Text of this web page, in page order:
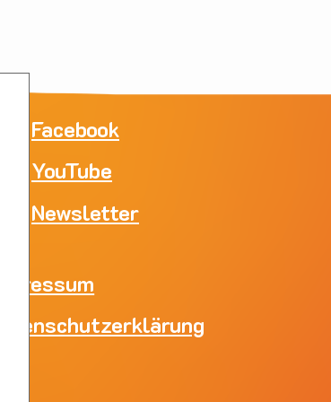
Facebook
YouTube
Newsletter
Impressum
Datenschutzerklärung